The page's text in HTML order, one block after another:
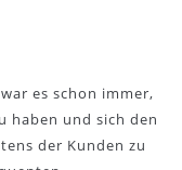
es schon immer,
haben und sich den
der Kunden zu